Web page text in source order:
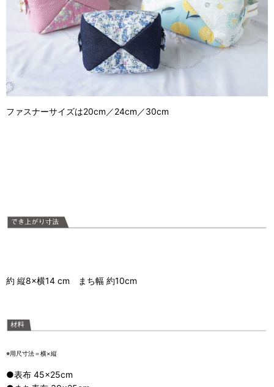
ファスナーサイズは20cm／24cm／30cm
約 縦8×横14 cm まち幅 約10cm
※用尺寸法＝横×縦
●表布 45×25cm